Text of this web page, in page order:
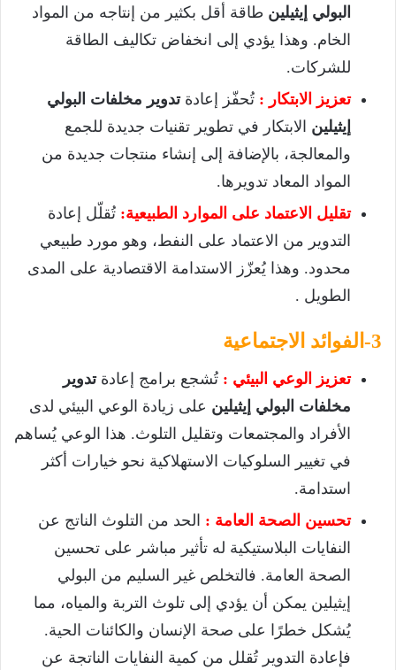
البولي إيثيلين طاقة أقل بكثير من إنتاجه من المواد
الخام. وهذا يؤدي إلى انخفاض تكاليف الطاقة
للشركات.
تعزيز الابتكار : تُحفّز إعادةتدوير مخلفات البولي
إيثيلين الابتكار في تطوير تقنيات جديدة للجمع
والمعالجة، بالإضافة إلى إنشاء منتجات جديدة من
المواد المعاد تدويرها.
تقليل الاعتماد على الموارد الطبيعية: تُقلّل إعادة
التدوير من الاعتماد على النفط، وهو مورد طبيعي
محدود. وهذا يُعزّز الاستدامة الاقتصادية على المدى
الطويل .
3-الفوائد الاجتماعية
تعزيز الوعي البيئي : تُشجع برامج إعادةتدوير
مخلفات البولي إيثيلين على زيادة الوعي البيئي لدى
الأفراد والمجتمعات وتقليل التلوث. هذا الوعي يُساهم
في تغيير السلوكيات الاستهلاكية نحو خيارات أكثر
استدامة.
تحسين الصحة العامة : الحد من التلوث الناتج عن
النفايات البلاستيكية له تأثير مباشر على تحسين
الصحة العامة. فالتخلص غير السليم من البولي
إيثيلين يمكن أن يؤدي إلى تلوث التربة والمياه، مما
يُشكل خطرًا على صحة الإنسان والكائنات الحية.
فإعادة التدوير تُقلل من كمية النفايات الناتجة عن